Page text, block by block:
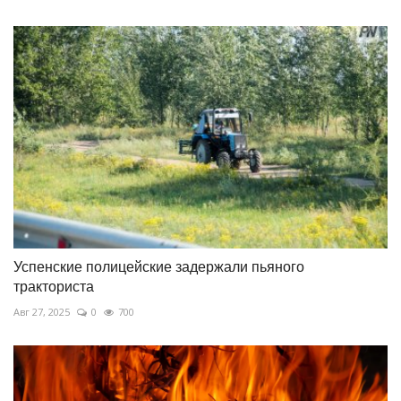
Успенские полицейские задержали пьяного
тракториста
Авг 27, 2025 0 700